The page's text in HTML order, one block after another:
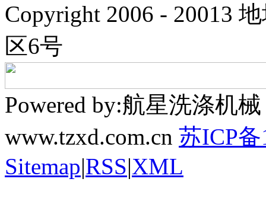
Copyright 2006 - 20013
区6号
Powered by:航星洗涤机
www.tzxd.com.cn 苏ICP
Sitemap|RSS|XML